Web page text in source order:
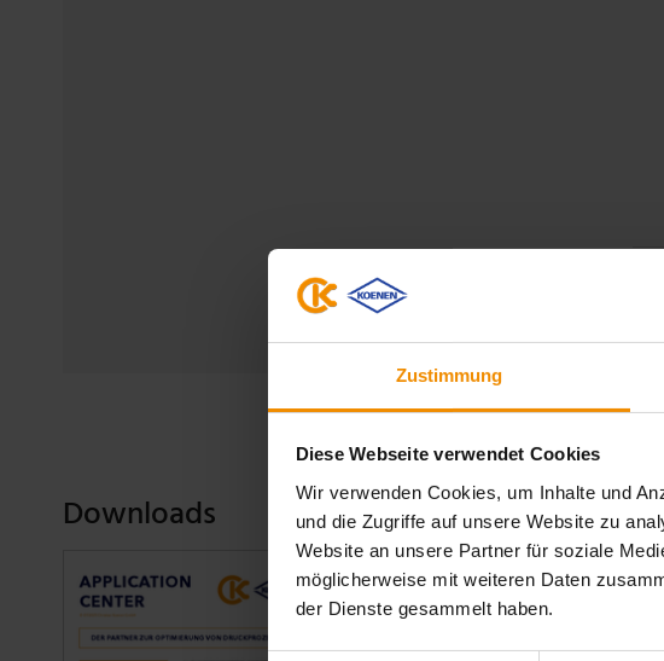
Zustimmung
Diese Webseite verwendet Cookies
Wir verwenden Cookies, um Inhalte und
und die Zugriffe auf unsere Website zu
Website an unsere Partner für soziale
möglicherweise mit weiteren Daten
der Dienste gesammelt haben.
Downloads